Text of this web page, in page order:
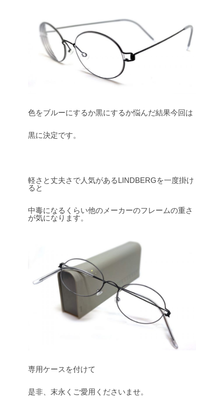
色をブルーにするか黒にするか悩んだ結果今回は
黒に決定です。
軽さと丈夫さで人気があるLINDBERGを一度掛け
ると
中毒になるくらい他のメーカーのフレームの重さ
が気になります。
専用ケースを付けて
是非、末永くご愛用くださいませ。